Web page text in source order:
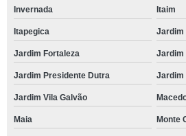
Invernada Itaim
Itapegica Jardim
Jardim Fortaleza Jardim
Jardim Presidente Dutra Jardim
Jardim Vila Galvão
Maia Monte